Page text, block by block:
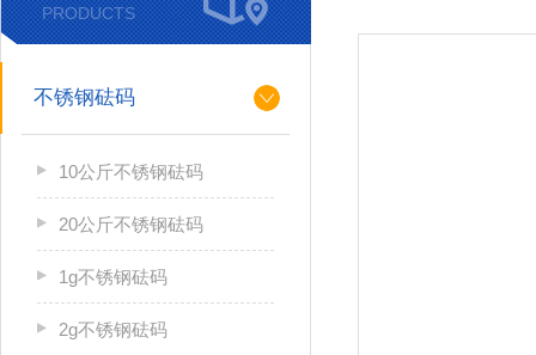
PRODUCTS
不锈钢砝码
10公斤不锈钢砝码
20公斤不锈钢砝码
1g不锈钢砝码
2g不锈钢砝码